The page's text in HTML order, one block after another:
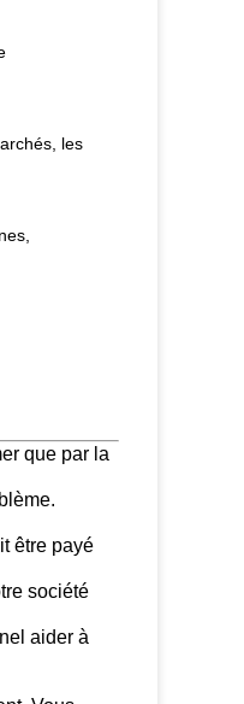
les
que par la
être payé
société
aider à